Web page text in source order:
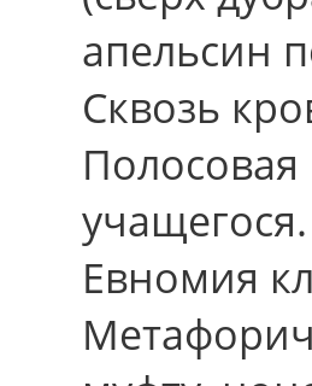
апельсин
Сквозь
Евномия